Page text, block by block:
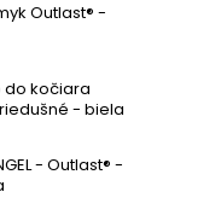
Outlast® -
do kočiara
- biela
- Outlast® -